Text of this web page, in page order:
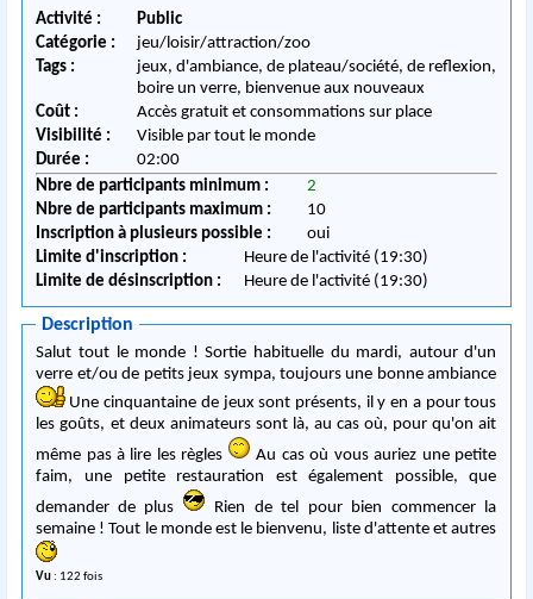
Activité :
Public
Catégorie :
jeu/loisir/attraction/zoo
Tags :
jeux, d'ambiance, de plateau/société, de reflexion,
boire un verre, bienvenue aux nouveaux
Coût :
Accès gratuit et consommations sur place
Visibilité :
Visible par tout le monde
Durée :
02:00
Nbre de participants minimum :
2
Nbre de participants maximum :
10
Inscription à plusieurs possible :
oui
Limite d'inscription :
Heure de l'activité (19:30)
Limite de désinscription :
Heure de l'activité (19:30)
Description
Salut tout le monde ! Sortie habituelle du mardi, autour d'un
les goûts, et deux animateurs sont là, au cas où, pour qu'on ait
même pas à lire les règles
Au cas où vous auriez une petite
faim, une petite restauration est également possible, que
demander de plus
semaine ! Tout le monde est le bienvenu, liste d'attente et autres
Vu : 122 fois